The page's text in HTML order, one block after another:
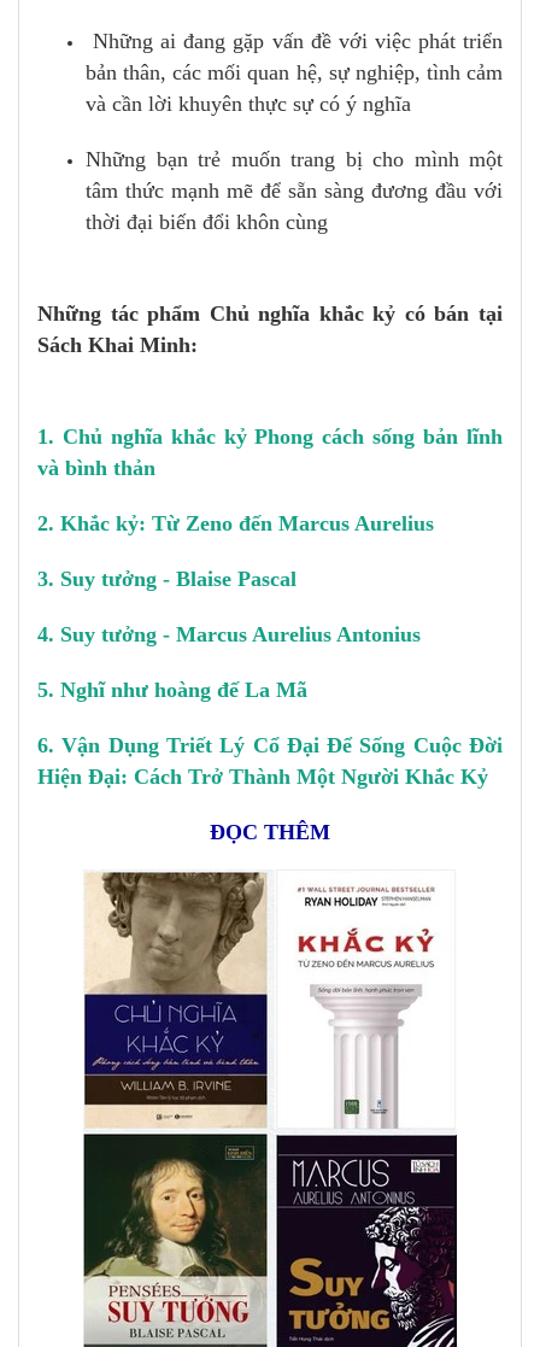
Những ai đang gặp vấn đề với việc phát triển
bản thân, các mối quan hệ, sự nghiệp, tình cảm
và cần lời khuyên thực sự có ý nghĩa
Những bạn trẻ muốn trang bị cho mình một
tâm thức mạnh mẽ để sẵn sàng đương đầu với
thời đại biến đổi khôn cùng
Những tác phẩm Chủ nghĩa khắc kỷ có bán tại
Sách Khai Minh:
1. Chủ nghĩa khắc kỷ Phong cách sống bản lĩnh
và bình thản
2. Khắc kỷ: Từ Zeno đến Marcus Aurelius
3. Suy tưởng - Blaise Pascal
4. Suy tưởng - Marcus Aurelius Antonius
5. Nghĩ như hoàng đế La Mã
6.Vận Dụng Triết Lý Cổ Đại Để Sống Cuộc Đời
Hiện Đại: Cách Trở Thành Một Người Khắc Kỷ
ĐỌC THÊM